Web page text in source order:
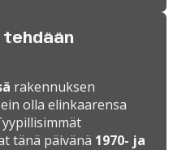
tehdään
rakennuksen
olla elinkaarensa
tänä päivänä 1970- ja